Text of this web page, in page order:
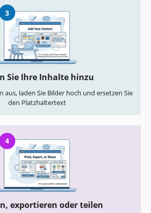
3
Sie Ihre Inhalte hinzu
aus, laden Sie Bilder hoch und ersetzen Sie
den Platzhaltertext
4
exportieren oder teilen